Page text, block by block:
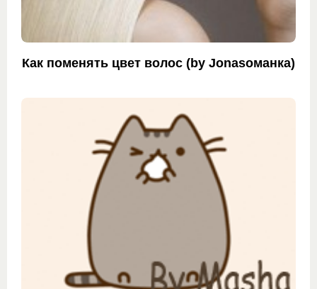
Как поменять цвет волос (by Jonasoманка)